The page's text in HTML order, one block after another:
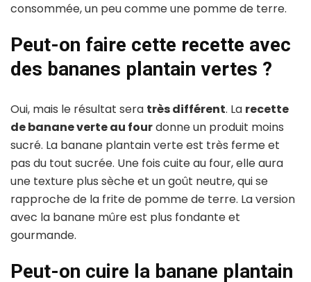
consommée, un peu comme une pomme de terre.
Peut-on faire cette recette avec
des bananes plantain vertes ?
Oui, mais le résultat sera très différent. La recette
de banane verte au fourdonne un produit moins
sucré. La banane plantain verte est très ferme et
pas du tout sucrée. Une fois cuite au four, elle aura
une texture plus sèche et un goût neutre, qui se
rapproche de la frite de pomme de terre. La version
avec la banane mûre est plus fondante et
gourmande.
Peut-on cuire la banane plantain